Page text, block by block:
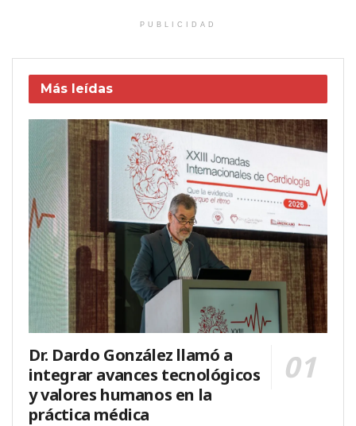
PUBLICIDAD
Más leídas
Dr. Dardo González llamó a
integrar avances tecnológicos
y valores humanos en la
práctica médica